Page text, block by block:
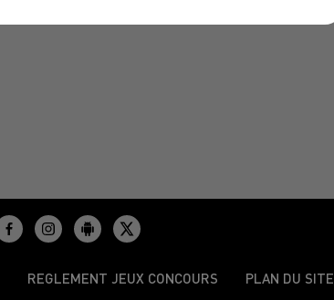
REGLEMENT JEUX CONCOURS PLAN DU SITE